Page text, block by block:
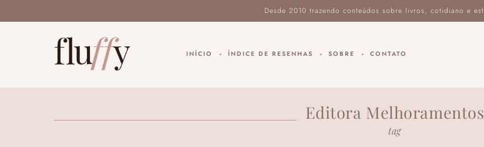
INÍCIO ÍNDICE DE RESENHAS SOBRE CONTATO
Editora Melhoramentos
tag